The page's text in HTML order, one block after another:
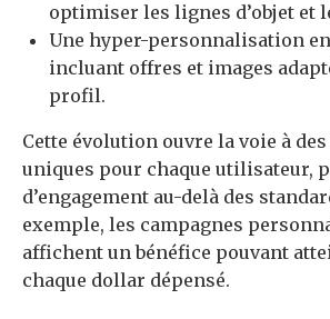
optimiser les lignes d’objet et
Une hyper-personnalisation
incluant offres et images
profil.
Cette évolution ouvre la voie à
uniques pour chaque utilisateur,
d’engagement au-delà des
exemple, les campagnes
affichent un bénéfice pouvant
chaque dollar dépensé.